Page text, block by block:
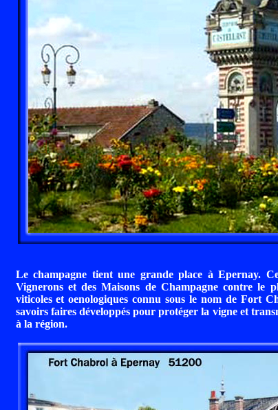
Le champagne tient une grande place à Epernay.
Vignerons et des Maisons de Champagne contre le
viticoles et oenologiques connu sous le nom de Fort
savoirs faires développés pour protéger la vigne et
à la région.